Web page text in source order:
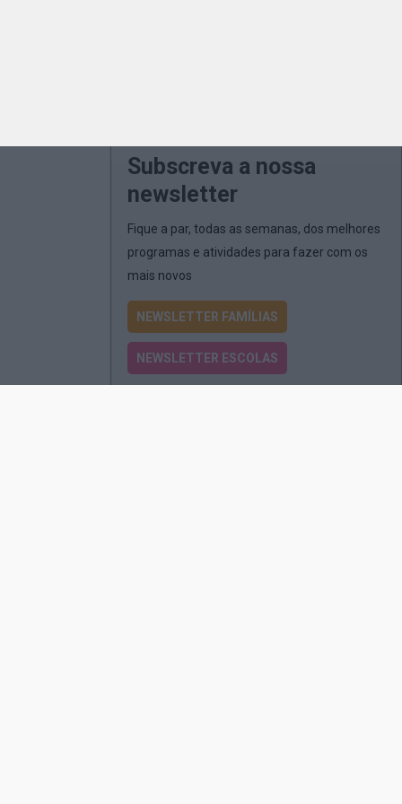
Subscreva a nossa
newsletter
Fique a par, todas as semanas, dos melhores
programas e atividades para fazer com os
mais novos
NEWSLETTER FAMÍLIAS
NEWSLETTER ESCOLAS